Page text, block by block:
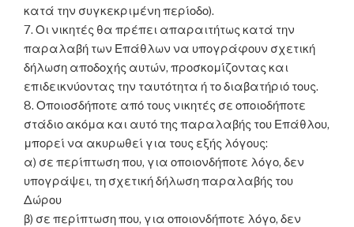
κατά την συγκεκριμένη περίοδο).
7. Οι νικητές θα πρέπει απαραιτήτως κατά την
παραλαβή των Επάθλων να υπογράφουν σχετική
δήλωση αποδοχής αυτών, προσκομίζοντας και
επιδεικνύοντας την ταυτότητα ή το διαβατήριό τους.
8. Οποιοσδήποτε από τους νικητές σε οποιοδήποτε
στάδιο ακόμα και αυτό της παραλαβής του Επάθλου,
μπορεί να ακυρωθεί για τους εξής λόγους:
α) σε περίπτωση που, για οποιονδήποτε λόγο, δεν
υπογράψει, τη σχετική δήλωση παραλαβής του
Δώρου
β) σε περίπτωση που, για οποιονδήποτε λόγο, δεν